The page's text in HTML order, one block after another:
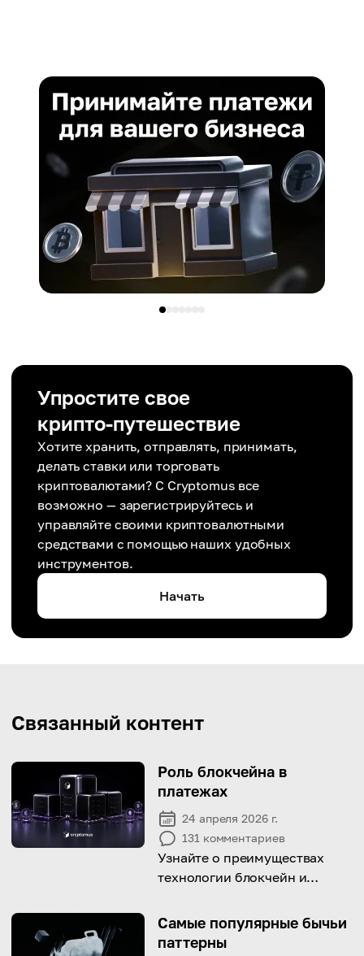
Упростите свое
крипто-путешествие
Хотите хранить, отправлять, принимать,
делать ставки или торговать
криптовалютами? С Cryptomus все
возможно — зарегистрируйтесь и
управляйте своими криптовалютными
средствами с помощью наших удобных
инструментов.
Начать
Связанный контент
Роль блокчейна в
платежах
24 апреля 2026 г.
131 комментариев
Узнайте о преимуществах
технологии блокчейн и
в платежах!
Самые популярные бычьи
паттерны